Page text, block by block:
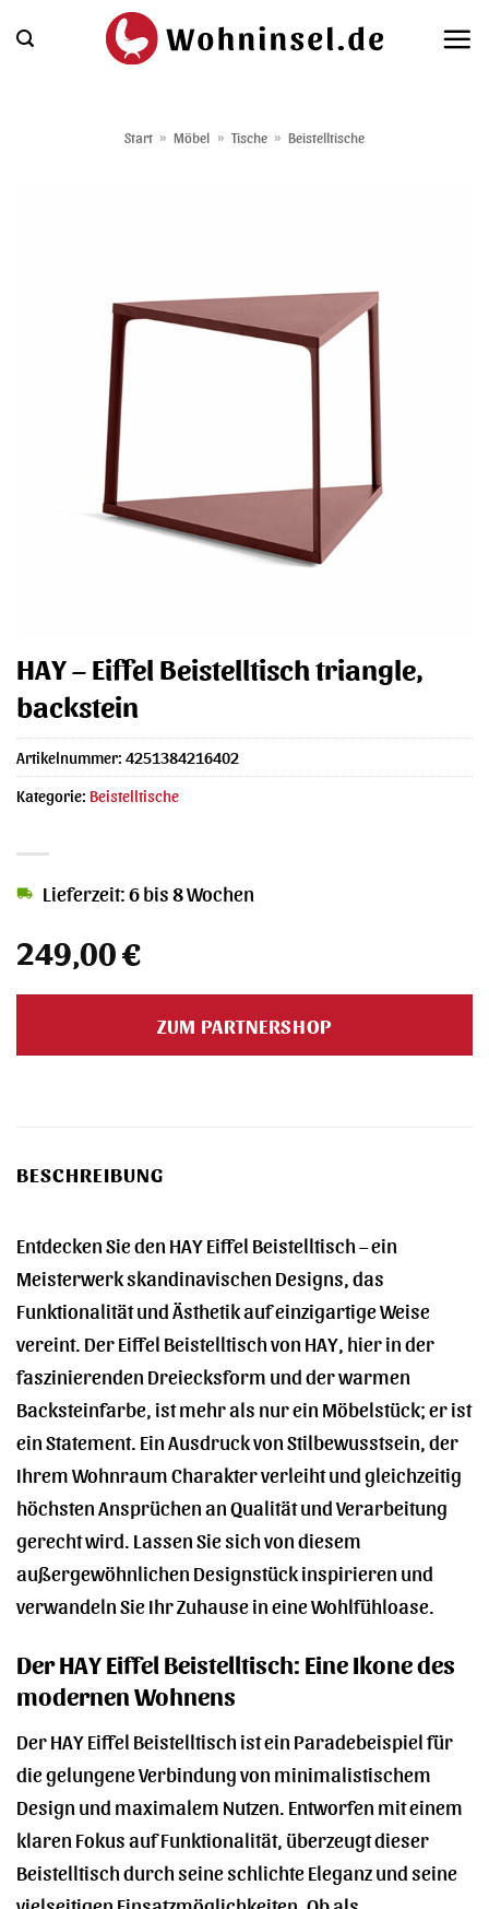
Inhalt
Start » Möbel » Tische » Beistelltische
HAY – Eiffel Beistelltisch triangle,
backstein
249,00€
Lieferzeit: 6 bis 8 Wochen
ZUM PARTNERSHOP
Artikelnummer: 4251384216402
Kategorie: Beistelltische
BESCHREIBUNG
Entdecken Sie den HAY Eiffel Beistelltisch – ein
Meisterwerk skandinavischen Designs, das
Funktionalität und Ästhetik auf einzigartige Weise
vereint. Der Eiffel Beistelltisch von HAY, hier in der
faszinierenden Dreiecksform und der warmen
Backsteinfarbe, ist mehr als nur ein Möbelstück; er ist
ein Statement. Ein Ausdruck von Stilbewusstsein, der
Ihrem Wohnraum Charakter verleiht und gleichzeitig
höchsten Ansprüchen an Qualität und Verarbeitung
gerecht wird. Lassen Sie sich von diesem
außergewöhnlichen Designstück inspirieren und
verwandeln Sie Ihr Zuhause in eine Wohlfühloase.
Der HAY Eiffel Beistelltisch: Eine Ikone des
modernen Wohnens
Der HAY Eiffel Beistelltisch ist ein Paradebeispiel für
die gelungene Verbindung von minimalistischem
Design und maximalem Nutzen. Entworfen mit einem
klaren Fokus auf Funktionalität, überzeugt dieser
Beistelltisch durch seine schlichte Eleganz und seine